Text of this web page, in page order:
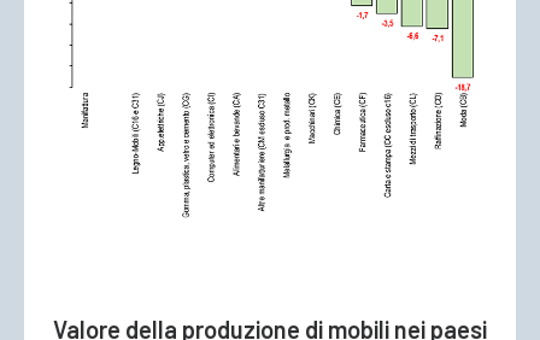
Valore della produzione di mobili nei paesi